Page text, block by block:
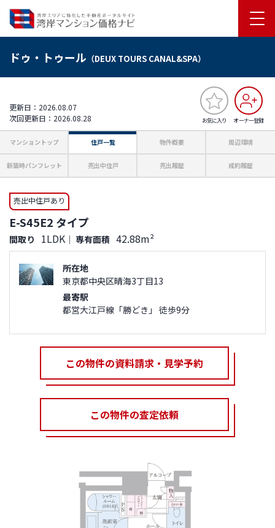
ドゥ・トゥール （DEUX TOURS CANAL&SPA）
お気に入り オーナー登録
更新日：2026.08.07
次回更新日：2026.08.28
マンショントップ 住戸一覧 物件概要 周辺環境
新築時パンフレット 売出中住戸 売出履歴 成約履歴
売出中住戸あり
E-S45E2 タイプ
間取り 1LDK ｜ 専有面積 42.88m²
所在地
東京都中央区晴海3丁目13
最寄駅
都営大江戸線「勝どき」 徒歩9分
この物件の資料請求・見学予約
この物件の査定依頼